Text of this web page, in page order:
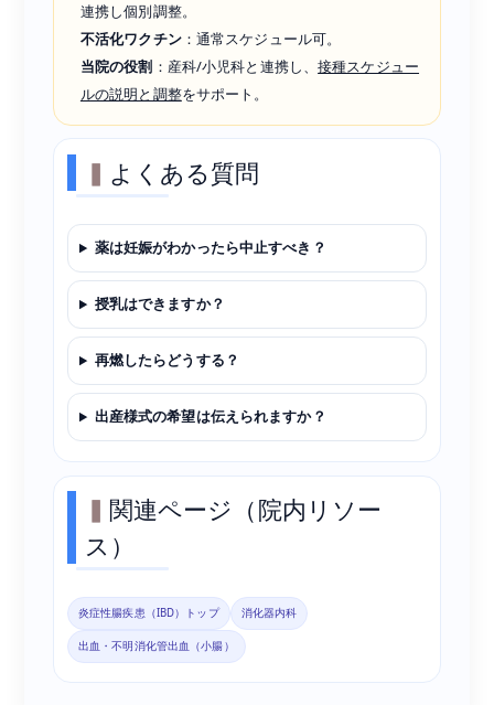
連携し個別調整。
不活化ワクチン：通常スケジュール可。
当院の役割 ：産科/小児科と連携し、接種スケジュー
ルの説明と調整をサポート。
よくある質問
薬は妊娠がわかったら中止すべき？
授乳はできますか？
再燃したらどうする？
出産様式の希望は伝えられますか？
関連ページ（院内リソー
ス）
炎症性腸疾患（IBD）トップ 消化器内科
出血・不明消化管出血（小腸）